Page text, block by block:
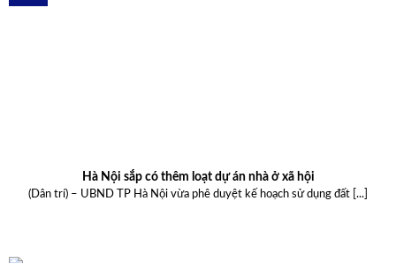
Hà Nội sắp có thêm loạt dự án nhà ở xã hội
(Dân trí) – UBND TP Hà Nội vừa phê duyệt kế hoạch sử dụng đất [...]